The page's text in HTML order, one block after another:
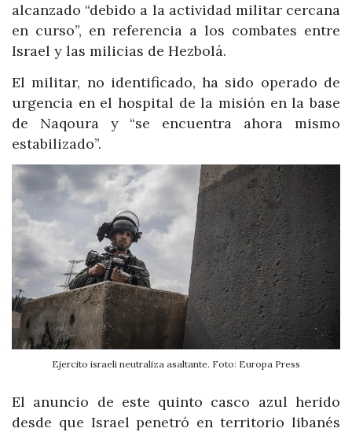
alcanzado “debido a la actividad militar cercana
en curso”, en referencia a los combates entre
Israel y las milicias de Hezbolá.
El militar, no identificado, ha sido operado de
urgencia en el hospital de la misión en la base
de Naqoura y “se encuentra ahora mismo
estabilizado”.
Ejercito israeli neutraliza asaltante. Foto: Europa Press
El anuncio de este quinto casco azul herido
desde que Israel penetró en territorio libanés